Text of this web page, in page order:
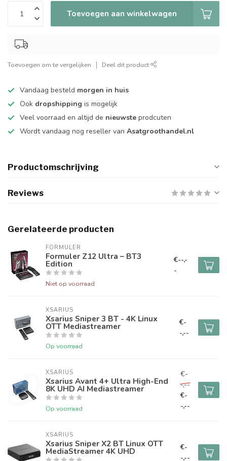
Toevoegen aan winkelwagen
Toevoegen om te vergelijken Deel dit product
Vandaag besteld morgen in huis
Ook dropshipping is mogelijk
Veel voorraad en altijd de nieuwste prodcuten
Wordt vandaag nog reseller van Asatgroothandel.nl
Productomschrijving
Reviews
Gerelateerde producten
FORMULER
Formuler Z12 Ultra – BT3
Edition
Niet op voorraad
€--,-
-
XSARIUS
Xsarius Sniper 3 BT - 4K Linux
OTT Mediastreamer
Op voorraad
€-
-,--
XSARIUS
Xsarius Avant 4+ Ultra High-End
8K UHD AI Mediastreamer
Op voorraad
€-
-,--
€-
-,--
XSARIUS
Xsarius Sniper X2 BT Linux OTT
MediaStreamer 4K UHD
€-
-,--